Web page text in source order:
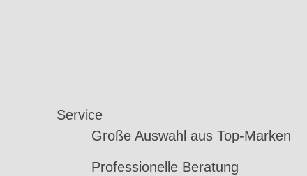
Service
Große Auswahl aus Top-Marken
Professionelle Beratung